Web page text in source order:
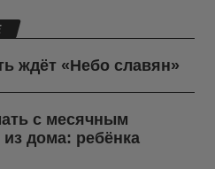
ждёт «Небо славян»
с месячным
дома: ребёнка